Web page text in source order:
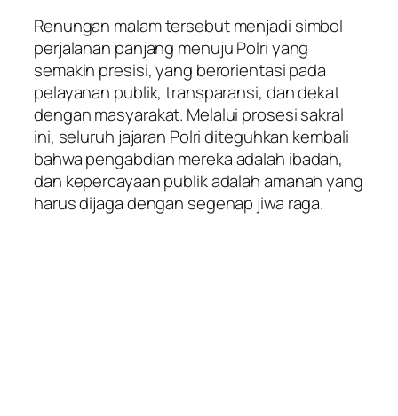
Renungan malam tersebut menjadi simbol
perjalanan panjang menuju Polri yang
semakin presisi, yang berorientasi pada
pelayanan publik, transparansi, dan dekat
dengan masyarakat. Melalui prosesi sakral
ini, seluruh jajaran Polri diteguhkan kembali
bahwa pengabdian mereka adalah ibadah,
dan kepercayaan publik adalah amanah yang
harus dijaga dengan segenap jiwa raga.